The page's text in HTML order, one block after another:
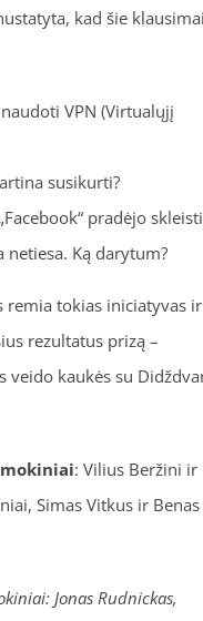
kad šie
VPN (Virtualųjį
susikurti?
pradėjo skleisti
netiesa. Ką darytum?
remia tokias iniciatyvas ir
rezultatus prizą –
veido kaukės su
: Vilius Beržini ir
Simas Vitkus ir Benas
Jonas Rudnickas,